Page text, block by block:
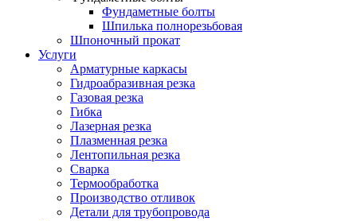
Фундаметные болты
Шпилька полнорезьбовая
Шпоночный прокат
Услуги
Арматурные каркасы
Гидроабразивная резка
Газовая резка
Гибка
Лазерная резка
Плазменная резка
Лентопильная резка
Сварка
Термообработка
Производство отливок
Детали для трубопровода